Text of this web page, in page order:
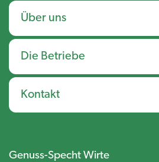
Über uns
Die Betriebe
Kontakt
Genuss-Specht Wirte